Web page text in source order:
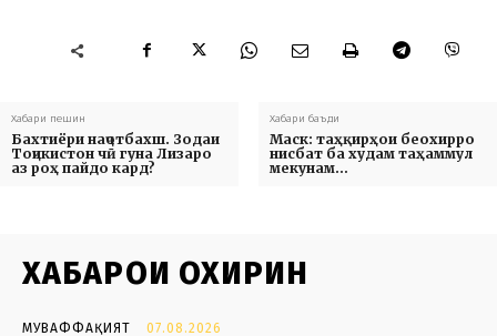
Хабари пешин
Бахтиёри наҷотбахш. Зодаи
Тоҷикистон чӣ гуна Лизаро
аз роҳ пайдо кард?
Хабари баъди
Маск: таҳқирҳои беохирро
нисбат ба худам таҳаммул
мекунам…
ХАБАРҲОИ ОХИРИН
МУВАФФАҚИЯТ 07.08.2026